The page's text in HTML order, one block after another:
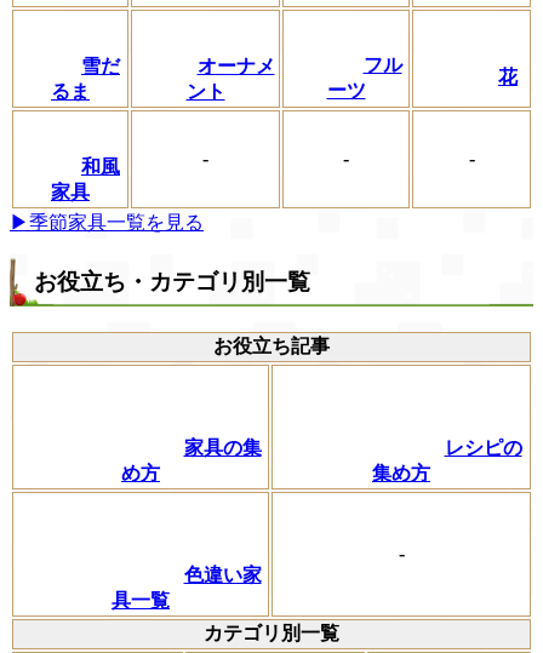
雪だ
るま
オーナメ
ント
フル
ーツ
花
和風
家具
- - -
▶季節家具一覧を見る
お役立ち・カテゴリ別一覧
お役立ち記事
家具の集
め方
レシピの
集め方
色違い家
具一覧
-
カテゴリ別一覧